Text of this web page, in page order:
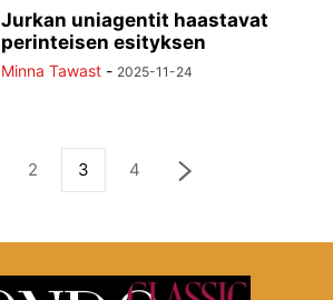
Jurkan uniagentit haastavat
perinteisen esityksen
Minna Tawast - 2025-11-24
2 3 4